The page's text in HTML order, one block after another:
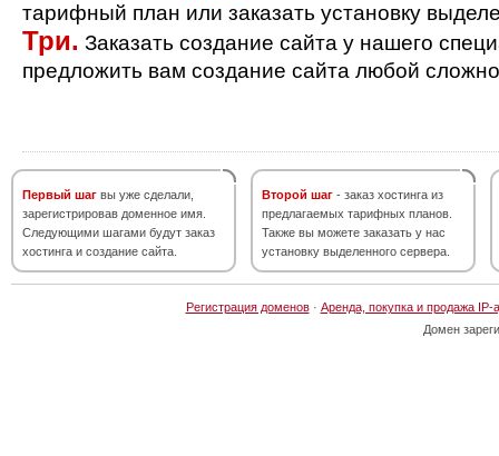
тарифный план или заказать установку
Три. Заказать создание сайта у нашего
предложить вам создание сайта любой
Первый шаг вы уже сделали,
зарегистрировав доменное имя.
Следующими шагами будут заказ
хостинга и создание сайта.
Второй шаг - заказ хостинга из
предлагаемых тарифных планов.
Также вы можете заказать у нас
установку выделенного сервера.
Регистрация доменов· Аренда, покупка и продажа IP-
Домен